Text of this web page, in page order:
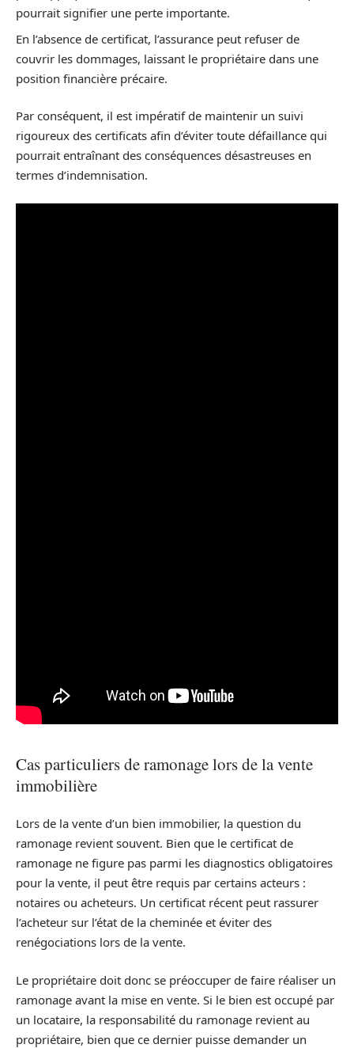
pourrait signifier une perte importante.
En l’absence de certificat, l’assurance peut refuser de
couvrir les dommages, laissant le propriétaire dans une
position financière précaire.
Par conséquent, il est impératif de maintenir un suivi
rigoureux des certificats afin d’éviter toute défaillance qui
pourrait entraînant des conséquences désastreuses en
termes d’indemnisation.
Cas particuliers de ramonage lors de la vente
immobilière
Lors de la vente d’un bien immobilier, la question du
ramonage revient souvent. Bien que le certificat de
ramonage ne figure pas parmi les diagnostics obligatoires
pour la vente, il peut être requis par certains acteurs :
notaires ou acheteurs. Un certificat récent peut rassurer
l’acheteur sur l’état de la cheminée et éviter des
renégociations lors de la vente.
Le propriétaire doit donc se préoccuper de faire réaliser un
ramonage avant la mise en vente. Si le bien est occupé par
un locataire, la responsabilité du ramonage revient au
propriétaire, bien que ce dernier puisse demander un